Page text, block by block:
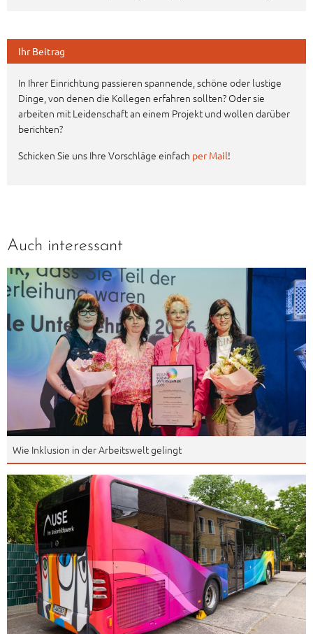
Ihr Beitrag
In Ihrer Einrichtung passieren spannende, schöne oder lustige
Dinge, von denen die Kollegen erfahren sollten? Oder sie
arbeiten mit Leidenschaft an einem Projekt und wollen darüber
berichten?
Schicken Sie uns Ihre Vorschläge einfach per Mail!
Auch interessant
Wie Inklusion in der Arbeitswelt gelingt